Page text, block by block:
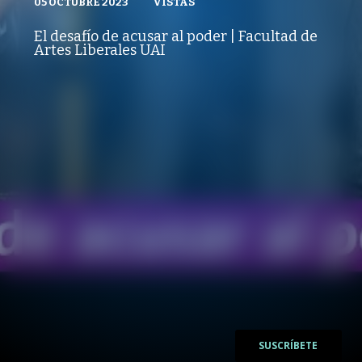
ARTES LIBERALES 05 OCTUBRE 2023
REPRODUCCIONES
VISTAS
El desafío de acusar al poder | Facultad de
Artes Liberales UAI
SUSCRÍBETE
VISTAS